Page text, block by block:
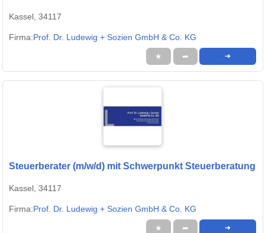
Kassel, 34117
Firma:Prof. Dr. Ludewig + Sozien GmbH & Co. KG
★ ➦ ➜
Steuerberater (m/w/d) mit Schwerpunkt Steuerberatung
Kassel, 34117
Firma:Prof. Dr. Ludewig + Sozien GmbH & Co. KG
★ ➦ ➜